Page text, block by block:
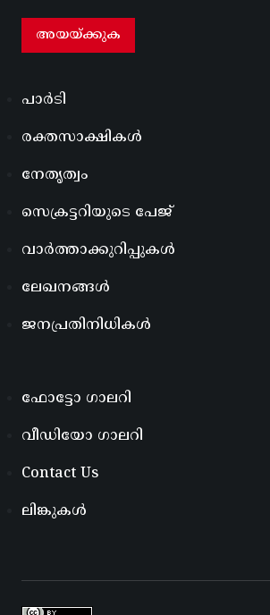
പാർടി
രക്തസാക്ഷികൾ
നേതൃത്വം
സെക്രട്ടറിയുടെ പേജ്
വാർത്താക്കുറിപ്പുകൾ
ലേഖനങ്ങൾ
ജനപ്രതിനിധികൾ
ഫോട്ടോ ഗാലറി
വീഡിയോ ഗാലറി
Contact Us
ലിങ്കുകൾ